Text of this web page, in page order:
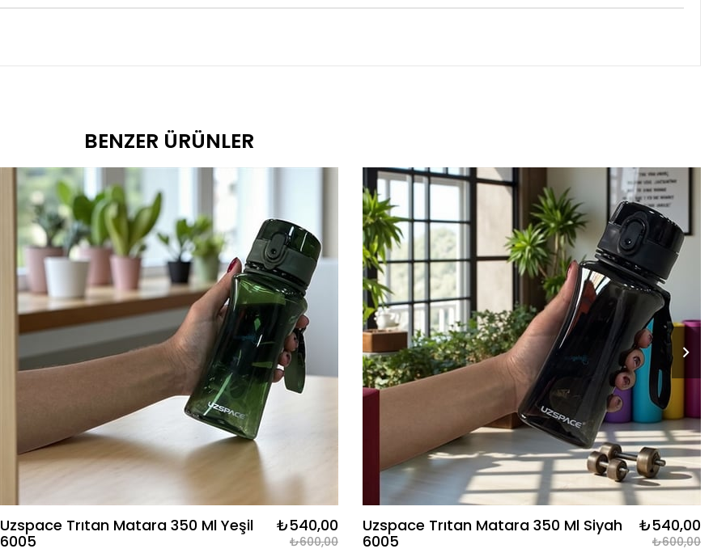
BENZER ÜRÜNLER
Uzspace Trıtan Matara 350 Ml Yeşil
6005
₺540,00
₺600,00
Uzspace Trıtan Matara 350 Ml Siyah
6005
₺540,00
₺600,00